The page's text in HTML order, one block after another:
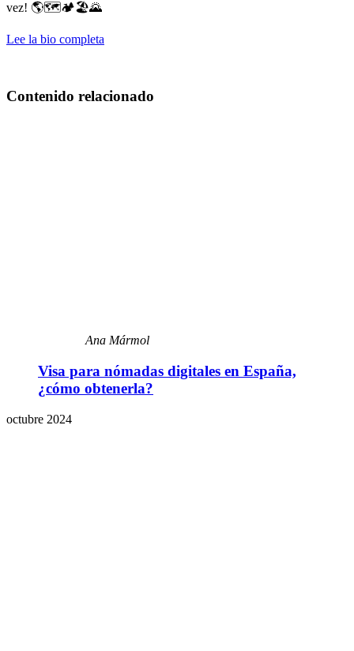
vez! 🌎🗺️🏕️🏖️🌄
Lee la bio completa
Contenido relacionado
Ana Mármol
Visa para nómadas digitales en España,
¿cómo obtenerla?
octubre 2024